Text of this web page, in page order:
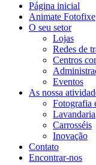
Página inicial
Animate Fotofixe
O seu setor
Lojas
Redes de
Centros
Eventos
As nossa
Fotografia
Lavandaria
Carrosséis
Inovação
Contato
Encontrar-nos